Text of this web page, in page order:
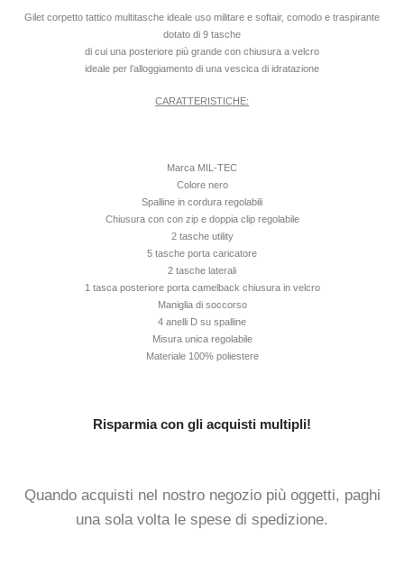
Gilet corpetto tattico multitasche ideale uso militare e softair, comodo e traspirante
dotato di 9 tasche
di cui una posteriore più grande con chiusura a velcro
ideale per l’alloggiamento di una vescica di idratazione
CARATTERISTICHE:
Marca MIL-TEC
Colore nero
Spalline in cordura regolabili
Chiusura con con zip e doppia clip regolabile
2 tasche utility
5 tasche porta caricatore
2 tasche laterali
1 tasca posteriore porta camelback chiusura in velcro
Maniglia di soccorso
4 anelli D su spalline
Misura unica regolabile
Materiale 100% poliestere
Risparmia con gli acquisti multipli!
Quando acquisti nel nostro negozio più oggetti, paghi
una sola volta le spese di spedizione.